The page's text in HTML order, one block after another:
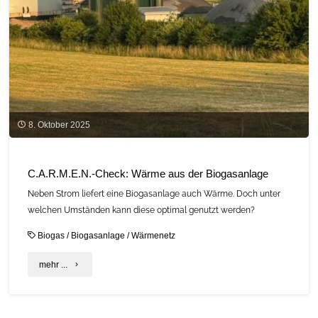
8. Oktober 2025
C.A.R.M.E.N.-Check: Wärme aus der Biogasanlage
Neben Strom liefert eine Biogasanlage auch Wärme. Doch unter
welchen Umständen kann diese optimal genutzt werden?
Biogas / Biogasanlage /Wärmenetz
mehr ... "C.A.R.M.E.N.-